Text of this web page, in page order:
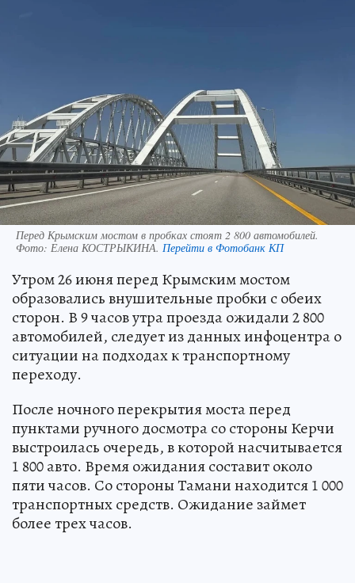
Перед Крымским мостом в пробках стоят 2 800 автомобилей.
Фото: Елена КОСТРЫКИНА. Перейти в Фотобанк КП
Утром 26 июня перед Крымским мостом
образовались внушительные пробки с обеих
сторон. В 9 часов утра проезда ожидали 2 800
автомобилей, следует из данных инфоцентра о
ситуации на подходах к транспортному
переходу.
После ночного перекрытия моста перед
пунктами ручного досмотра со стороны Керчи
выстроилась очередь, в которой насчитывается
1 800 авто. Время ожидания составит около
пяти часов. Со стороны Тамани находится 1 000
транспортных средств. Ожидание займет
более трех часов.